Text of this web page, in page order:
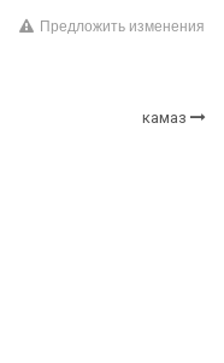
Предложить изменения
камаз